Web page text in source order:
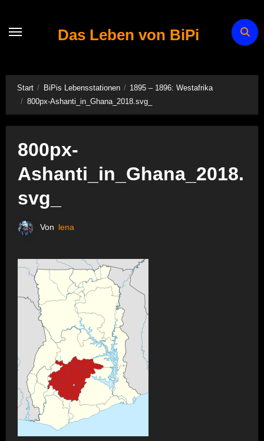
Das Leben von BiPi
Start BiPis Lebensstationen
1895 – 1896: Westafrika
800px-Ashanti_in_Ghana_2018.svg_
800px-
Ashanti_in_Ghana_2018.
svg_
Von lena